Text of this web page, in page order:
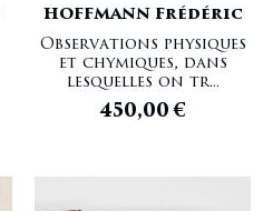
HOFFMANN Frédéric
Observations physiques
et chymiques, dans
lesquelles on tr...
450,00€